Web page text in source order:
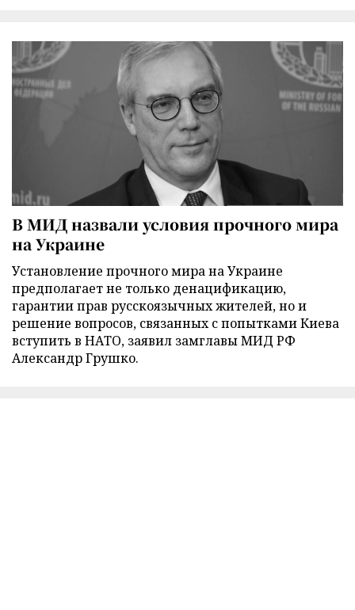
В МИД назвали условия прочного мира
на Украине
Установление прочного мира на Украине
предполагает не только денацификацию,
гарантии прав русскоязычных жителей, но и
решение вопросов, связанных с попытками Киева
вступить в НАТО, заявил замглавы МИД РФ
Александр Грушко.